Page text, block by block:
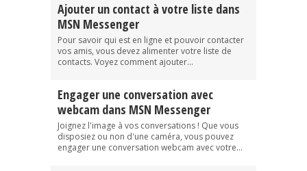
Ajouter un contact à votre liste dans
MSN Messenger
Pour savoir qui est en ligne et pouvoir contacter
vos amis, vous devez alimenter votre liste de
contacts. Voyez comment ajouter...
Engager une conversation avec
webcam dans MSN Messenger
Joignez l'image à vos conversations ! Que vous
disposiez ou non d'une caméra, vous pouvez
engager une conversation webcam avec votre...